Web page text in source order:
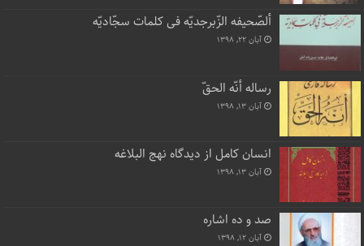
ألصّحیفه الزّبرجدیّه فی کلمات سجّادیّه
آبان ۲۲, ۱۳۹۸
رساله أنّه الحقّ
آبان ۱۳, ۱۳۹۸
انسان کامل از دیدگاه نهج البلاغه
آبان ۱۳, ۱۳۹۸
صد و ده اشاره
آبان ۱۲, ۱۳۹۸